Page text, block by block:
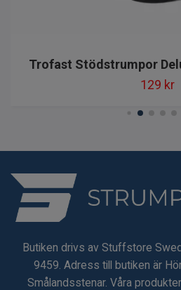
Trofast Stödstrumpor
129 kr
Butiken drivs av Stuffstore
9459. Adress till butiken är
Smålandsstenar. Våra